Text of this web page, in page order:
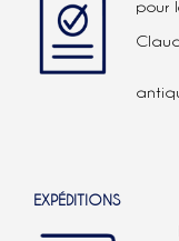
pour
EXPÉDITIONS